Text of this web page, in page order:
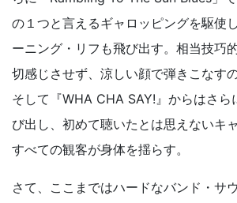
の１つと言えるギャロッピングを駆使
ーニング・リフも飛び出す。相当技巧
切感じさせず、涼しい顔で弾きこなす
そして『WHA CHA SAY!』からはさら
び出し、初めて聴いたとは思えないキ
すべての観客が身体を揺らす。
さて、ここまではハードなバンド・サ